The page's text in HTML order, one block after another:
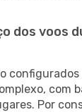
dos voos
com
Por